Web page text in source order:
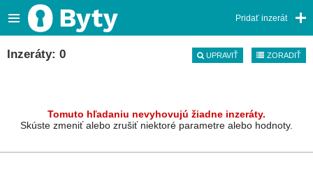
Pridať inzerát
Inzeráty: 0 UPRAVIŤ ZORADIŤ
Tomuto hľadaniu nevyhovujú žiadne inzeráty.
Skúste zmeniť alebo zrušiť niektoré parametre alebo hodnoty.